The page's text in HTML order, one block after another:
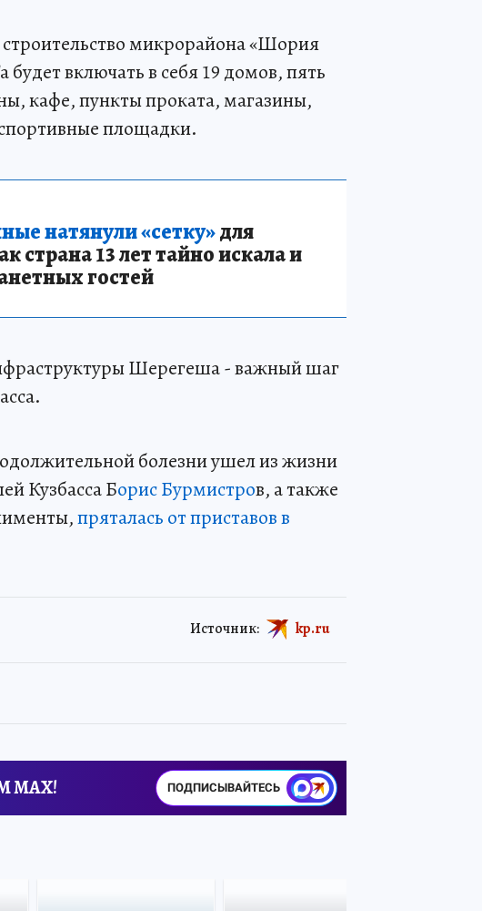
микрорайона «Шория
включать в себя 19 домов, пять
кафе, пункты проката, магазины,
площадки.
натянули «сетку»для
страна 13 лет тайно искала и
гостей
Шерегеша - важный шаг
болезни ушел из жизни
Кузбасса Борис Бурмистров, а также
пряталась от приставов в
Источник: kp.ru
MAX! ПОДПИСЫВАЙТЕСЬ